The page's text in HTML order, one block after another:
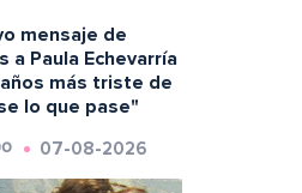
mensaje de
a Paula Echevarría
más triste de
lo que pase"
07-08-2026